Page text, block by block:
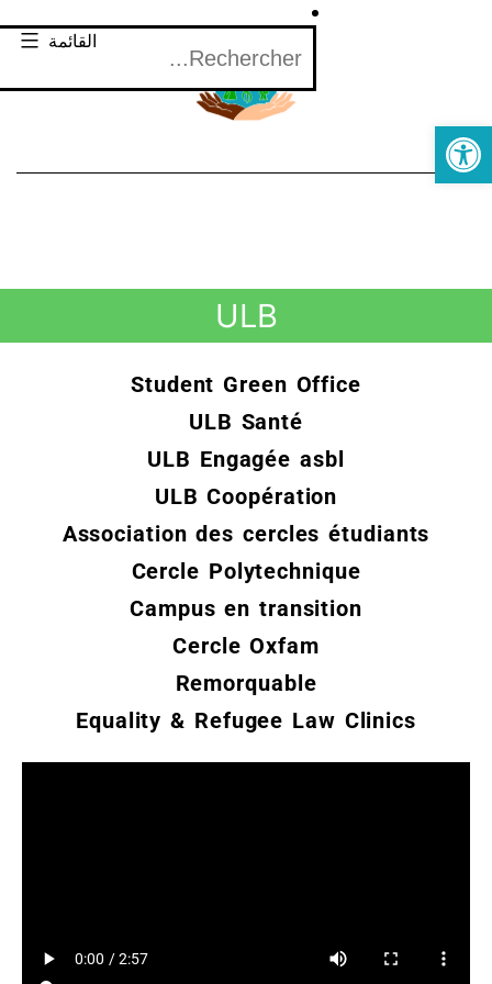
Open toolbar
القائمة
ULB
Student Green Office
ULB Santé
ULB Engagée asbl
ULB Coopération
Association des cercles étudiants
Cercle Polytechnique
Campus en transition
Cercle Oxfam
Remorquable
Equality & Refugee Law Clinics